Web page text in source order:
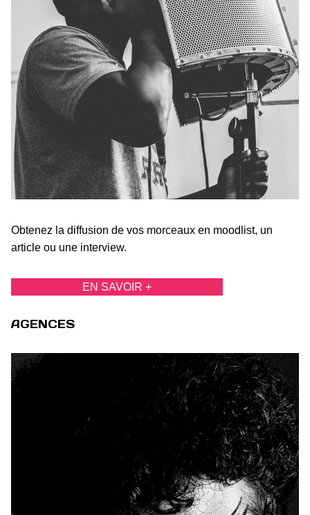
Obtenez la diffusion de vos morceaux en moodlist, un
article ou une interview.
EN SAVOIR +
AGENCES